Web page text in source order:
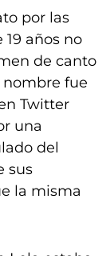
por las
19 años no
de canto
nombre fue
Twitter
una
del
sus
la misma